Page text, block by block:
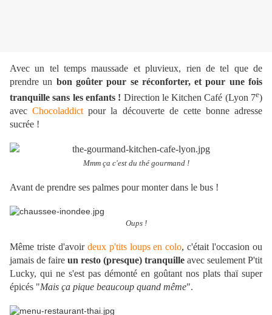
Avec un tel temps maussade et pluvieux, rien de tel que de
prendre un bon goûter pour se réconforter, et pour une fois
tranquille sans les enfants ! Direction le Kitchen Café (Lyon 7e)
avecChocoladdict pour la découverte de cette bonne adresse
sucrée !
Mmm ça c'est du thé gourmand !
Avant de prendre ses palmes pour monter dans le bus !
Oups !
Même triste d'avoir deux p'tits loups en colo, c'était l'occasion ou
jamais de faire un resto (presque) tranquille avec seulement P'tit
Lucky, qui ne s'est pas démonté en goûtant nos plats thaï super
épicés "Mais ça pique beaucoup quand même".